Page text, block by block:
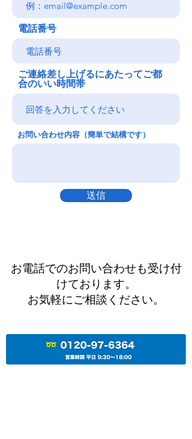
電話番号
ご連絡差し上げるにあたってご都
合のいい時間帯
お問い合わせ内容（簡単で結構です）
送信
お電話でのお問い合わせも受け付
けております。
お気軽にご相談ください。